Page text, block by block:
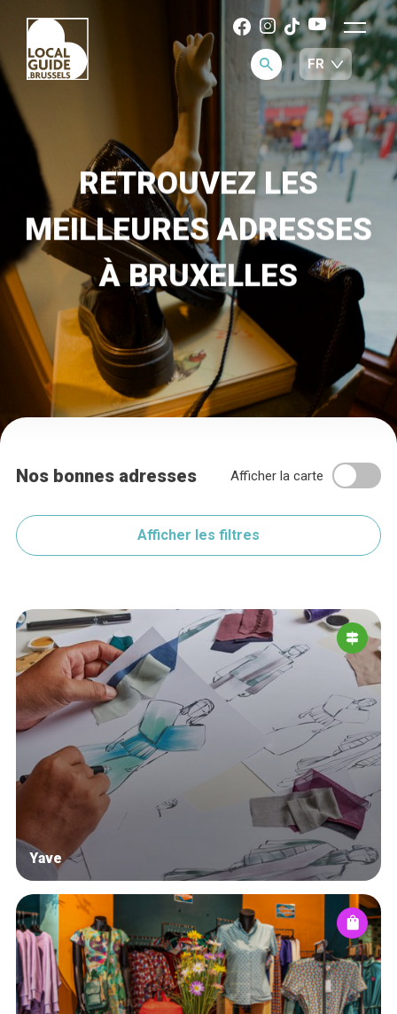
RETROUVEZ LES
MEILLEURES ADRESSES
À BRUXELLES
Nos bonnes adresses Afficher la carte
Afficher les filtres
Yave